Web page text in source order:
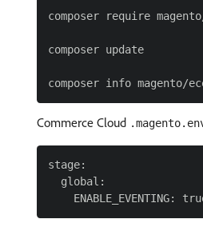
composer require
composer update
Commerce Cloud
stage:
  global: